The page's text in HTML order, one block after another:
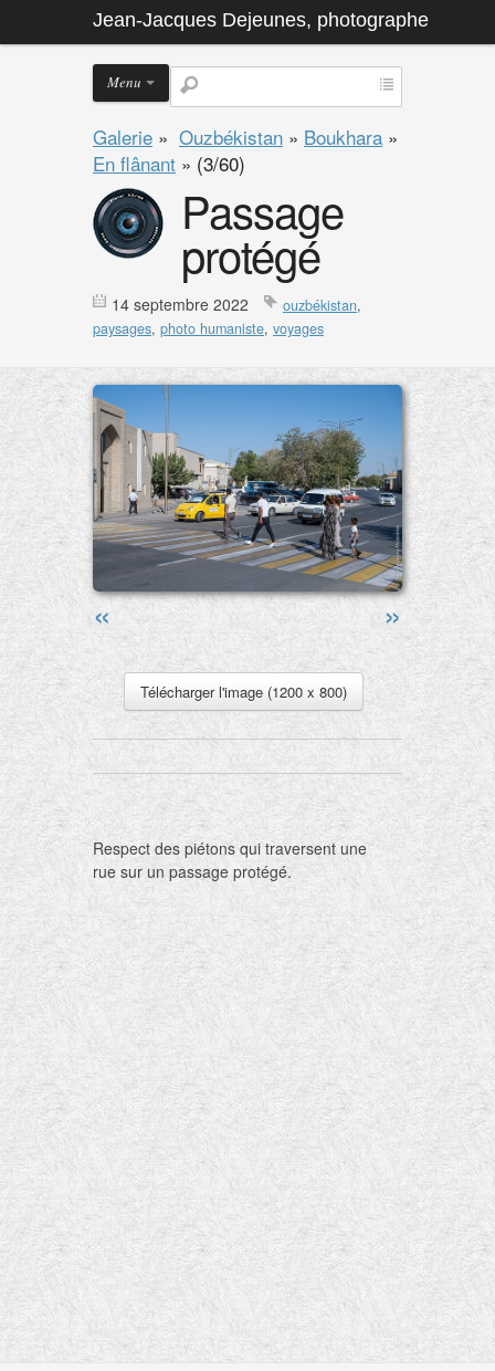
Jean-Jacques Dejeunes, photographe
Menu
Galerie » Ouzbékistan » Boukhara »
En flânant » (3/60)
Passage
protégé
14 septembre 2022 ouzbékistan,
paysages, photo humaniste, voyages
»
«
Télécharger l'image (1200 x 800)
Respect des piétons qui traversent une
rue sur un passage protégé.